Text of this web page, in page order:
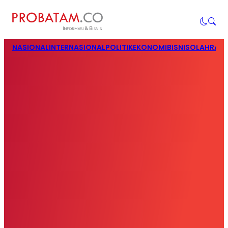
NASIONALINTERNASIONALPOLITIKEKONOMIBISNIS